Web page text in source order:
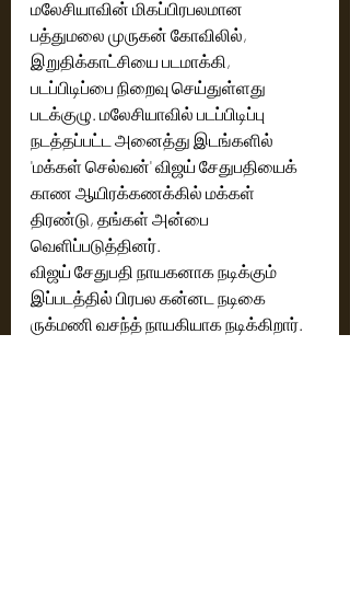
மலேசியாவின் மிகப்பிரபலமான
பத்துமலை முருகன் கோவிலில்,
இறுதிக்காட்சியை படமாக்கி,
படப்பிடிப்பை நிறைவு செய்துள்ளது
படக்குழு. மலேசியாவில் படப்பிடிப்பு
நடத்தப்பட்ட அனைத்து இடங்களில்
'மக்கள் செல்வன்' விஜய் சேதுபதியைக்
காண ஆயிரக்கணக்கில் மக்கள்
திரண்டு, தங்கள் அன்பை
வெளிப்படுத்தினர்.
விஜய் சேதுபதி நாயகனாக நடிக்கும்
இப்படத்தில் பிரபல கன்னட நடிகை
ருக்மணி வசந்த் நாயகியாக நடிக்கிறார்.